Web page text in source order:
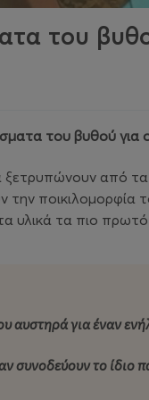
του
του βυθού για
ξετρυπώνουν από
ποικιλομορφία
υλικά τα πιο
αυστηρά για έναν
συνοδεύουν το ίδιο